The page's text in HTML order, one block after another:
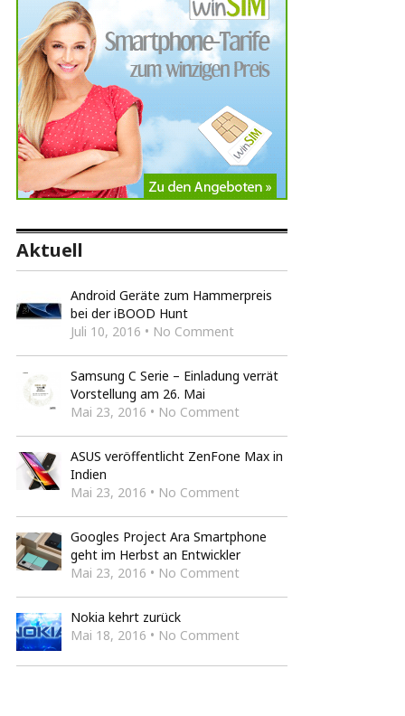
Aktuell
Android Geräte zum Hammerpreis
bei der iBOOD Hunt
Juli 10, 2016 • No Comment
Samsung C Serie – Einladung verrät
Vorstellung am 26. Mai
Mai 23, 2016 • No Comment
ASUS veröffentlicht ZenFone Max in
Indien
Mai 23, 2016 • No Comment
Googles Project Ara Smartphone
geht im Herbst an Entwickler
Mai 23, 2016 • No Comment
Nokia kehrt zurück
Mai 18, 2016 • No Comment